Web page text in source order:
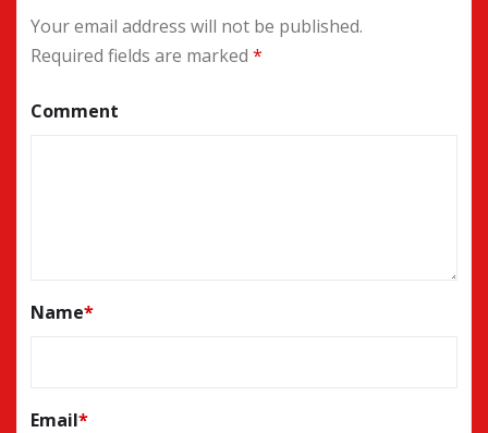
Your email address will not be published.
Required fields are marked *
Comment
Name*
Email*